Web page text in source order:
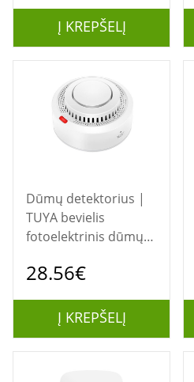
Į KREPŠELĮ
Dūmų detektorius |
TUYA bevielis
fotoelektrinis dūmų
28.56€
Į KREPŠELĮ